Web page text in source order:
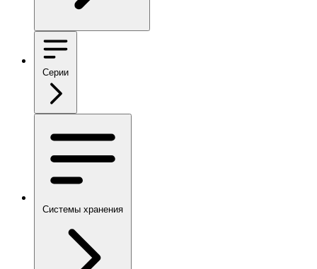
Серии
Системы хранения